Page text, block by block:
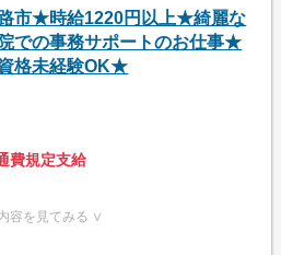
市★時給1220円以上★綺麗な
での事務サポートのお仕事★
格未経験OK★
費規定支給
容を見てみる ∨